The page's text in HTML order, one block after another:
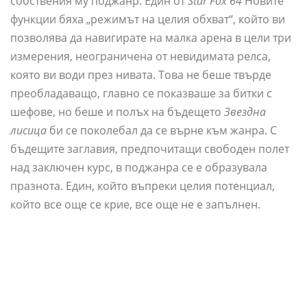
функции бяха „режимът на целия обхват“, който ви
позволява да навигирате на малка арена в цели три
измерения, неограничена от невидимата релса,
която ви води през нивата. Това не беше твърде
преобладаващо, главно се показваше за битки с
шефове, но беше и полъх на бъдещето Звездна
лисица би се поколебал да се върне към жанра. С
бъдещите заглавия, предпочитащи свободен полет
над заключен курс, в поджанра се е образувала
празнота. Един, който въпреки целия потенциал,
който все още се крие, все още не е запълнен.